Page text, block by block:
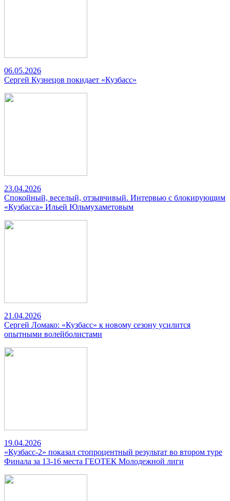
06.05.2026
Сергей Кузнецов покидает «Кузбасс»
23.04.2026
Спокойный, веселый, отзывчивый. Интервью с блокирующим
«Кузбасса» Ильей Юльмухаметовым
21.04.2026
Сергей Ломако: «Кузбасс» к новому сезону усилится
опытными волейболистами
19.04.2026
«Кузбасс-2» показал стопроцентный результат во втором туре
Финала за 13-16 места ГЕОТЕК Молодежной лиги